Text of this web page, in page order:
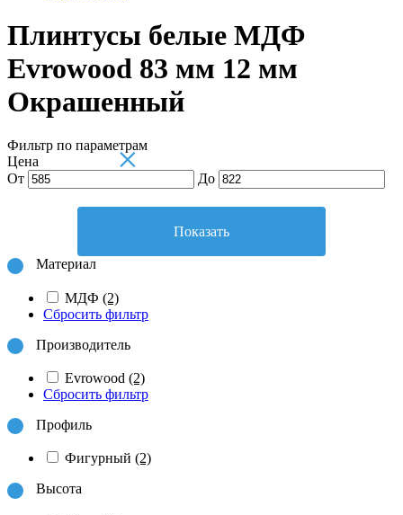
Плинтусы белые МДФ
Evrowood 83 мм 12 мм
Окрашенный
Фильтр по параметрам
×
Цена
От
До
Показать
Материал
МДФ (2)
Сбросить фильтр
Производитель
Evrowood (2)
Сбросить фильтр
Профиль
Фигурный (2)
Высота